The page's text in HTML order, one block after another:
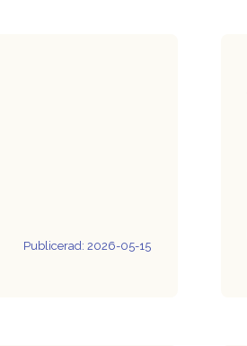
Publicerad: 2026-05-15